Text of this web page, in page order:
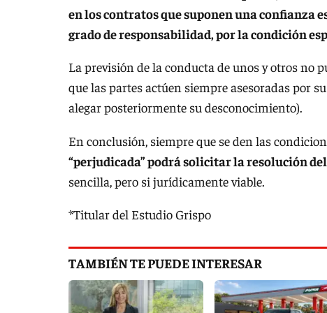
en los contratos que suponen una confianza
grado de responsabilidad, por la condición
La previsión de la conducta de unos y otros no
que las partes actúen siempre asesoradas por
alegar posteriormente su desconocimiento).
En conclusión, siempre que se den las
“perjudicada” podrá solicitar la resolución
sencilla, pero si jurídicamente viable.
*Titular del Estudio Grispo
TAMBIÉN TE PUEDE INTERESAR